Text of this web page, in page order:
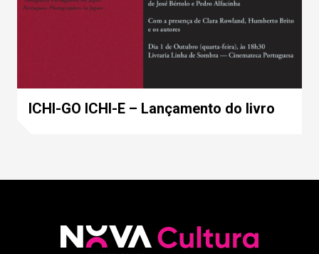
ICHI-GO ICHI-E – Lançamento do livro